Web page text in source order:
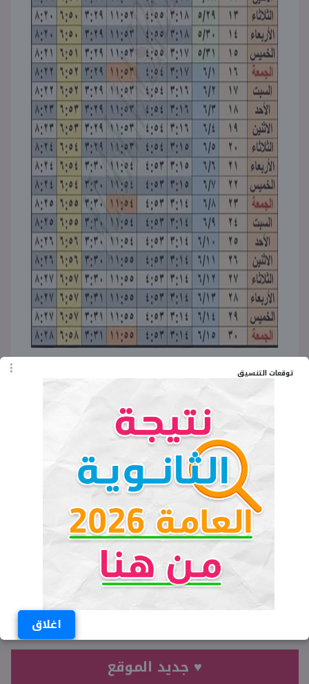
توقعات التنسيق
اغلاق
الكلمات المفتاحية
إمساكية شهر رمضان العام الهجري
مصر رمضان في مصر
شبابيك
♥ جديد الموقع